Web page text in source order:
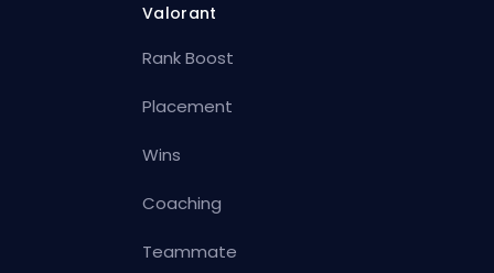
Valorant
Rank Boost
Placement
Wins
Coaching
Teammate